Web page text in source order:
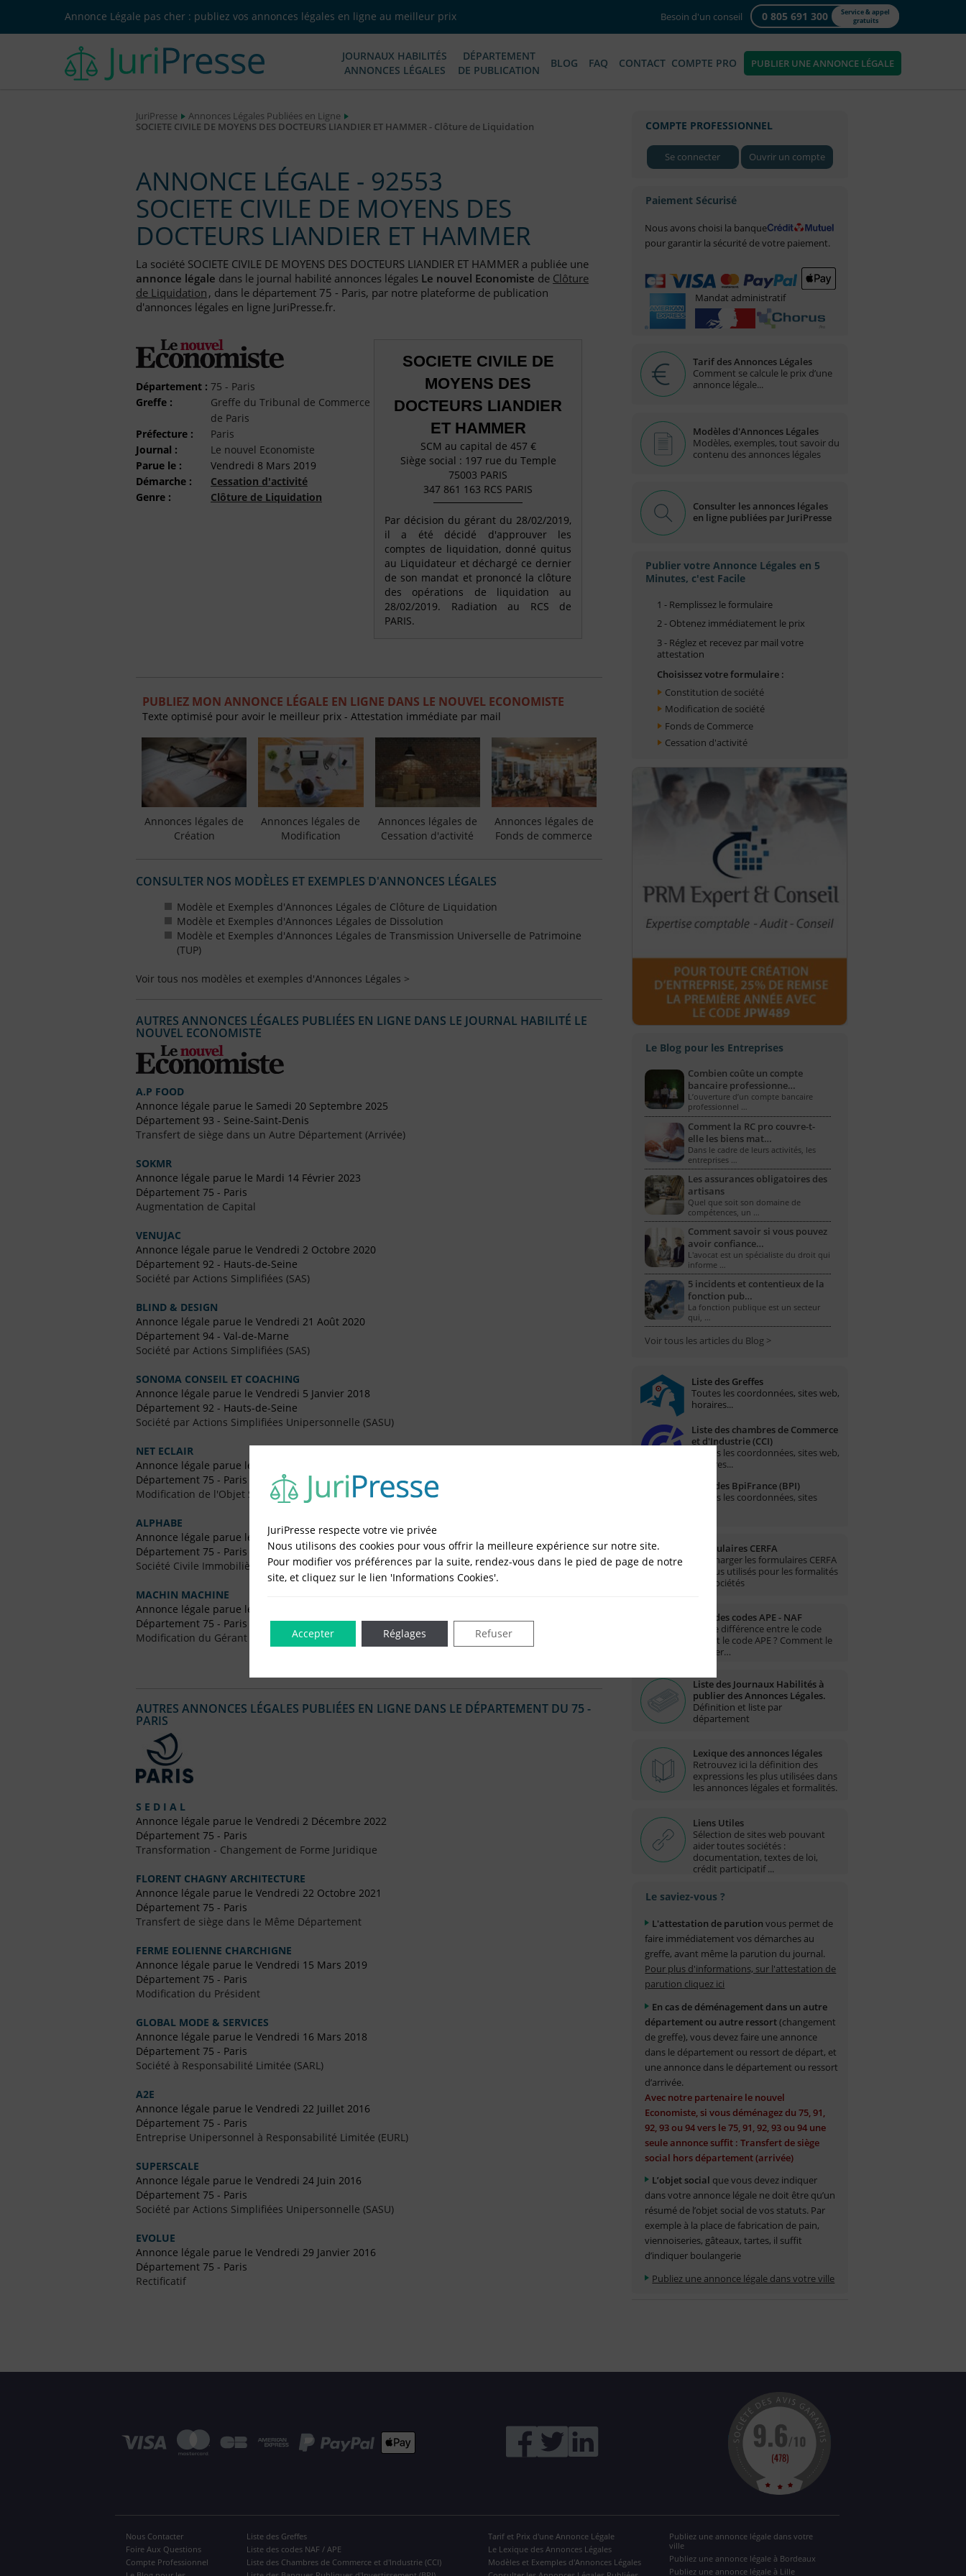
Annonce Légale pas cher : publiez vos annonces légales en ligne au meilleur prix Besoin d'un conseil 0 805 691 300
Service & appel
gratuits
JOURNAUX HABILITÉS
ANNONCES LÉGALES
DÉPARTEMENT
DE PUBLICATION
BLOG FAQ CONTACT COMPTE PRO PUBLIER UNE ANNONCE LÉGALE
JuriPresse
Annonces Légales Publiées en Ligne
SOCIETE CIVILE DE MOYENS DES DOCTEURS LIANDIER ET HAMMER - Clôture de Liquidation
ANNONCE LÉGALE - 92553
SOCIETE CIVILE DE MOYENS DES
DOCTEURS LIANDIER ET HAMMER
La société SOCIETE CIVILE DE MOYENS DES DOCTEURS LIANDIER ET HAMMER a publiée une
annonce légale dans le journal habilité annonces légales Le nouvel Economiste de Clôture
de Liquidation, dans le département 75 - Paris, par notre plateforme de publication
d'annonces légales en ligne JuriPresse.fr.
Département : 75 - Paris
Greffe :
Greffe du Tribunal de Commerce
de Paris
Préfecture :
Paris
Journal :
Le nouvel Economiste
Parue le :
Vendredi 8 Mars 2019
Démarche :
Cessation d'activité
Genre :
Clôture de Liquidation
SOCIETE CIVILE DE
MOYENS DES
DOCTEURS LIANDIER
ET HAMMER
SCM au capital de 457 €
Siège social : 197 rue du Temple
75003 PARIS
347 861 163 RCS PARIS
Par décision du gérant du 28/02/2019,
il a été décidé d'approuver les
comptes de liquidation, donné quitus
au Liquidateur et déchargé ce dernier
de son mandat et prononcé la clôture
des opérations de liquidation au
28/02/2019. Radiation au RCS de
PARIS.
PUBLIEZ MON ANNONCE LÉGALE EN LIGNE DANS LE NOUVEL ECONOMISTE
Texte optimisé pour avoir le meilleur prix - Attestation immédiate par mail
Annonces légales de
Création
Annonces légales de
Modification
Annonces légales de
Cessation d'activité
Annonces légales de
Fonds de commerce
CONSULTER NOS MODÈLES ET EXEMPLES D'ANNONCES LÉGALES
Modèle et Exemples d'Annonces Légales de Clôture de Liquidation
Modèle et Exemples d'Annonces Légales de Dissolution
Modèle et Exemples d'Annonces Légales de Transmission Universelle de Patrimoine
(TUP)
Voir tous nos modèles et exemples d'Annonces Légales >
AUTRES ANNONCES LÉGALES PUBLIÉES EN LIGNE DANS LE JOURNAL HABILITÉ LE
NOUVEL ECONOMISTE
A.P FOOD
Annonce légale parue le Samedi 20 Septembre 2025
Département 93 - Seine-Saint-Denis
Transfert de siège dans un Autre Département (Arrivée)
SOKMR
Annonce légale parue le Mardi 14 Février 2023
Département 75 - Paris
Augmentation de Capital
VENUJAC
Annonce légale parue le Vendredi 2 Octobre 2020
Département 92 - Hauts-de-Seine
Société par Actions Simplifiées (SAS)
BLIND & DESIGN
Annonce légale parue le Vendredi 21 Août 2020
Département 94 - Val-de-Marne
Société par Actions Simplifiées (SAS)
SONOMA CONSEIL ET COACHING
Annonce légale parue le Vendredi 5 Janvier 2018
Département 92 - Hauts-de-Seine
Société par Actions Simplifiées Unipersonnelle (SASU)
NET ECLAIR
Annonce légale parue le Vendredi 10 Février 2017
Département 75 - Paris
Modification de l'Objet Social
ALPHABE
Annonce légale parue le Vendredi 15 Janvier 2016
Département 75 - Paris
Société Civile Immobilière (SCI)
MACHIN MACHINE
Annonce légale parue le Vendredi 26 Juin 2015
Département 75 - Paris
Modification du Gérant / Co-Gérant
AUTRES ANNONCES LÉGALES PUBLIÉES EN LIGNE DANS LE DÉPARTEMENT DU 75 -
PARIS
S E D I A L
Annonce légale parue le Vendredi 2 Décembre 2022
Département 75 - Paris
Transformation - Changement de Forme Juridique
FLORENT CHAGNY ARCHITECTURE
Annonce légale parue le Vendredi 22 Octobre 2021
Département 75 - Paris
Transfert de siège dans le Même Département
FERME EOLIENNE CHARCHIGNE
Annonce légale parue le Vendredi 15 Mars 2019
Département 75 - Paris
Modification du Président
GLOBAL MODE & SERVICES
Annonce légale parue le Vendredi 16 Mars 2018
Département 75 - Paris
Société à Responsabilité Limitée (SARL)
A2E
Annonce légale parue le Vendredi 22 Juillet 2016
Département 75 - Paris
Entreprise Unipersonnel à Responsabilité Limitée (EURL)
SUPERSCALE
Annonce légale parue le Vendredi 24 Juin 2016
Département 75 - Paris
Société par Actions Simplifiées Unipersonnelle (SASU)
EVOLUE
Annonce légale parue le Vendredi 29 Janvier 2016
Département 75 - Paris
Rectificatif
COMPTE PROFESSIONNEL
Se connecter Ouvrir un compte
Paiement Sécurisé
Nous avons choisi la banque
pour garantir la sécurité de votre paiement.
Mandat administratif
Tarif des Annonces Légales
Comment se calcule le prix d’une
annonce légale...
Modèles d'Annonces Légales
Modèles, exemples, tout savoir du
contenu des annonces légales
Consulter les annonces légales
en ligne publiées par JuriPresse
Publier votre Annonce Légales en 5
Minutes, c'est Facile
1 - Remplissez le formulaire
2 - Obtenez immédiatement le prix
3 - Réglez et recevez par mail votre
attestation
Choisissez votre formulaire :
Constitution de société
Modification de société
Fonds de Commerce
Cessation d'activité
Le Blog pour les Entreprises
Combien coûte un compte
bancaire professionne…
L’ouverture d’un compte bancaire
professionnel …
Comment la RC pro couvre-t-
elle les biens mat…
Dans le cadre de leurs activités, les
entreprises …
Les assurances obligatoires des
artisans
Quel que soit son domaine de
compétences, un …
Comment savoir si vous pouvez
avoir confiance…
L'avocat est un spécialiste du droit qui
informe …
5 incidents et contentieux de la
fonction pub…
La fonction publique est un secteur
qui, …
Voir tous les articles du Blog >
Liste des Greffes
Toutes les coordonnées, sites web,
horaires...
Liste des chambres de Commerce
et d'Industrie (CCI)
Toutes les coordonnées, sites web,
horaires...
Liste des BpiFrance (BPI)
Toutes les coordonnées, sites
Formulaires CERFA
Télécharger les formulaires CERFA
les plus utilisés pour les formalités
des sociétés
Liste des codes APE - NAF
Quelle différence entre le code
NAF et le code APE ? Comment le
trouver…
Liste des Journaux Habilités à
publier des Annonces Légales.
Définition et liste par
département
Lexique des annonces légales
Retrouvez ici la définition des
expressions les plus utilisées dans
les annonces légales et formalités.
Liens Utiles
Sélection de sites web pouvant
aider toutes sociétés :
documentation, textes de loi,
crédit participatif ...
Le saviez-vous ?
L'attestation de parution vous permet de
faire immédiatement vos démarches au
greffe, avant même la parution du journal.
Pour plus d'informations, sur l'attestation de
parution cliquez ici
En cas de déménagement dans un autre
département ou autre ressort(changement
de greffe), vous devez faire une annonce
dans le département ou ressort de départ, et
une annonce dans le département ou ressort
d’arrivée.
Avec notre partenaire le nouvel
Economiste, si vous déménagez du 75, 91,
92, 93 ou 94 vers le 75, 91, 92, 93 ou 94 une
seule annonce suffit : Transfert de siège
social hors département (arrivée)
L’objet social que vous devez indiquer
dans votre annonce légale ne doit être qu’un
résumé de l’objet social de vos statuts. Par
exemple à la place de fabrication de pain,
viennoiseries, gâteaux, tartes, il suffit
d’indiquer boulangerie
Publiez une annonce légale dans votre ville
Nous Contacter
Foire Aux Questions
Compte Professionnel
Liste des Greffes
Liste des codes NAF / APE
Liste des Chambres de Commerce et d'Industrie (CCI)
Tarif et Prix d'une Annonce Légale
Le Lexique des Annonces Légales
Modèles et Exemples d'Annonces Légales
Publiez une annonce légale dans votre
ville
Publiez une annonce légale à Bordeaux
Publiez une annonce légale à Lille
JuriPresse respecte votre vie privée
Nous utilisons des cookies pour vous offrir la meilleure expérience sur notre site.
Pour modifier vos préférences par la suite, rendez-vous dans le pied de page de notre
site, et cliquez sur le lien 'Informations Cookies'.
Accepter Refuser
Réglages